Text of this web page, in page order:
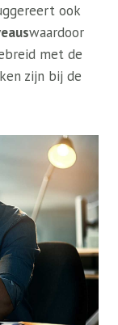
ook
waardoor
met de
zijn bij de